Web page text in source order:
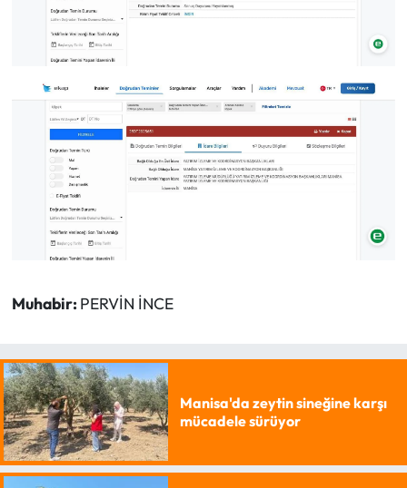
Muhabir: PERVİN İNCE
Manisa'da zeytin sineğine karşı
mücadele sürüyor